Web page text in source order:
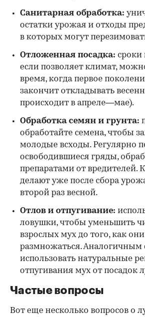
Санитарная обработка:
остатки урожая и отходы
в которых могут
Отложенная посадка: сроки
если позволяет климат,
время, когда первое
закончит откладывать
происходит в апреле—мае).
Обработка семян и грунта:
обработайте семена, чтобы
молодые всходы. Регулярно
освободившиеся гряды,
препаратами от вредителей.
делают уже после сбора
второй раз весной.
Отлов и отпугивание:
ловушки, чтобы уменьшить
взрослых мух до того, как
размножаться.
использовать натуральные
отпугивания мух от посадок
Частые вопросы
Вот еще несколько вопросов о